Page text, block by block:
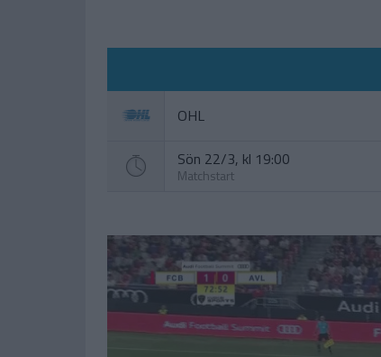
OHL
Sön 22/3, kl 19:00
Matchstart